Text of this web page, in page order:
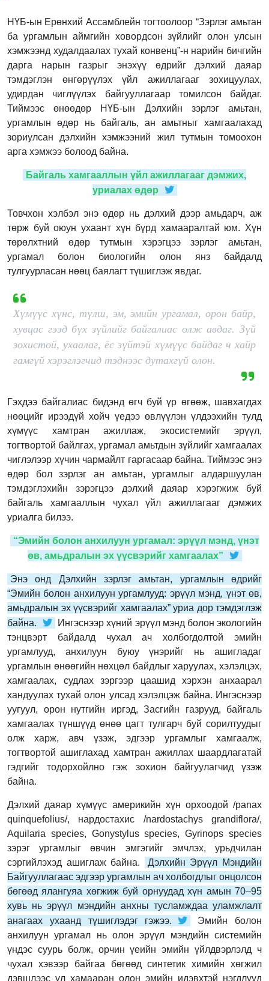
НҮБ-ын Ерөнхий Ассамблейн тогтоолоор “Зэрлэг амьтан
ба ургамлын аймгийн ховордсон зүйлийг олон улсын
хэмжээнд худалдаалах тухай конвенц”-н нарийн бичгийн
дарга нарын газрыг энэхүү өдрийг дэлхий даяар
тэмдэглэн өнгөрүүлэх үйл ажиллагааг зохицуулах,
удирдан чиглүүлэх байгууллагаар томилсон байдаг.
Тиймээс өнөөдөр НҮБ-ын Дэлхийн зэрлэг амьтан,
ургамлын өдөр нь байгаль, ан амьтныг хамгаалахад
зориулсан дэлхийн хэмжээний жил тутмын томоохон
арга хэмжээ болоод байна.
Байгаль хамгааллын үйл ажиллагааг дэмжих,
уриалах өдөр
Товчхон хэлбэл энэ өдөр нь дэлхий дээр амьдарч, аж
төрж буй оюун ухаант хүн бүрд хамааралтай юм. Хүн
төрөлхтний өдөр тутмын хэрэгцээ зэрлэг амьтан,
ургамал болон биологийн олон янз байдалд
тулгуурласан нөөц баялагт түшиглэж явдаг.
Хүмүүс хүнс, түлш, эм, эмийн ургамал, орон байр,
хувцас гээд бүх зүйлийг байгалиас олж авдаг. Зүй
зохистой, ухаалаг, ёс зүйтэй хүмүүс байдаг ч хайр
гамгүй хэрэглэгчид тэднээс дутахгүй олон.
Гэхдээ байгалиас бидэнд өгч буй үр өгөөж, шавхагдах
нөөцийг ирээдүй хойч үедээ өвлүүлэн үлдээхийн тулд
хүмүүс хамтран ажиллаж, экосистемийг эрүүл,
тогтвортой байлгах, ургамал амьтдын зүйлийг хамгаалах
чиглэлээр хүчин чармайлт гаргасаар байна. Тиймээс энэ
өдөр бол зэрлэг ан амьтан, ургамлыг алдаршуулан
тэмдэглэхийн зэрэгцээ дэлхий даяар хэрэгжиж буй
байгаль хамгааллын чухал үйл ажиллагааг дэмжих
уриалга билээ.
“Эмийн болон анхилуун ургамал: эрүүл мэнд, үнэт
өв, амьдралын эх үүсвэрийг хамгаалах”
Энэ онд Дэлхийн зэрлэг амьтан, ургамлын өдрийг
“Эмийн болон анхилуун ургамлууд: эрүүл мэнд, үнэт өв,
амьдралын эх үүсвэрийг хамгаалах” уриа дор тэмдэглэж
байна.
Ингэснээр хүний эрүүл мэнд болон экологийн
тэнцвэрт байдалд чухал ач холбогдолтой эмийн
ургамлууд, анхилуун буюу үнэрийг нь ашигладаг
ургамлын өнөөгийн нөхцөл байдлыг харуулах, хэлэлцэх,
хамгаалах, судлах зэргээр цаашид хэрхэн анхаарал
хандуулах тухай олон улсад хэлэлцэж байна. Ингэснээр
уугуул, орон нутгийн иргэд, Засгийн газрууд, байгаль
хамгаалах түншүүд өнөө цагт тулгарч буй сорилтуудыг
олж харж, авч үзэж, эдгээр ургамлыг хамгаалж,
тогтвортой ашиглахад хамтран ажиллах шаардлагатай
гэдгийг тодорхойлно гэж зохион байгуулагчид үзэж
байна.
Дэлхий даяар хүмүүс америкийн хүн орхоодой /panax
quinquefolius/, нардостахис /nardostachys grandiflora/,
Aquilaria species, Gonystylus species, Gyrinops species
зэрэг ургамлыг өвчин эмгэгийг эмчлэх, урьдчилан
сэргийлэхэд ашиглаж байна.
Дэлхийн Эрүүл Мэндийн
Байгууллагаас эдгээр ургамлын ач холбогдлыг онцолсон
бөгөөд ялангуяа хөгжиж буй орнуудад хүн амын 70–95
хувь нь эрүүл мэндийн анхны тусламждаа уламжлалт
анагаах ухаанд түшиглэдэг гэжээ.
Эмийн болон
анхилуун ургамал нь олон эрүүл мэндийн системийн
үндэс суурь болж, орчин үеийн эмийн үйлдвэрлэлд ч
чухал хэвээр байгаа бөгөөд синтетик химийн хөгжил
дэвшлээс үл хамааран олон эмийн идэвхтэй нэгдлүүд